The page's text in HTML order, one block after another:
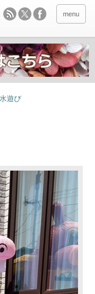
menu
水遊び